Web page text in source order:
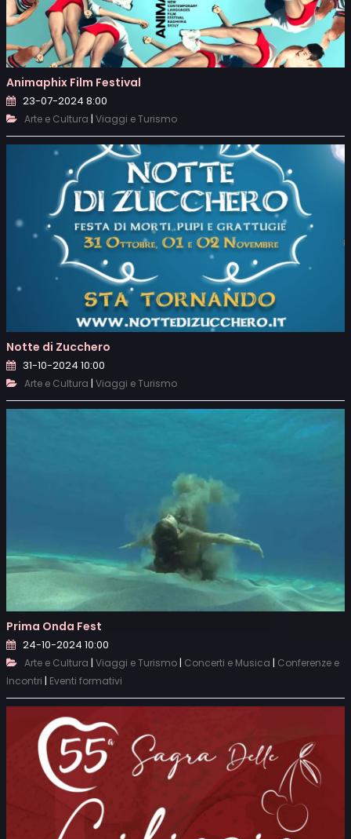
Animaphix Film Festival
23-07-2024 8:00
Arte e Cultura | Viaggi e Turismo
Notte di Zucchero
31-10-2024 10:00
Arte e Cultura | Viaggi e Turismo
Prima Onda Fest
24-10-2024 10:00
Arte e Cultura | Viaggi e Turismo| Concerti e Musica | Conferenze e
Incontri | Eventi formativi